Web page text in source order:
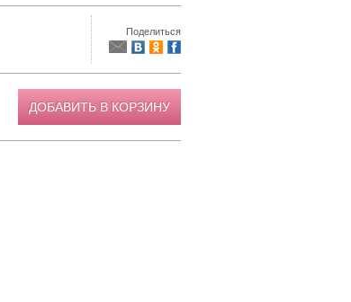
Поделиться
ДОБАВИТЬ В КОРЗИНУ